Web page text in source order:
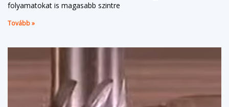
folyamatokat is magasabb szintre
Tovább »